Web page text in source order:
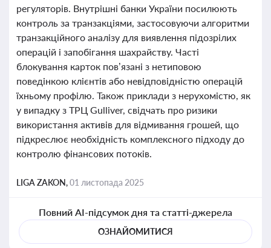
регуляторів. Внутрішні банки України посилюють
контроль за транзакціями, застосовуючи алгоритми
транзакційного аналізу для виявлення підозрілих
операцій і запобігання шахрайству. Часті
блокування карток пов’язані з нетиповою
поведінкою клієнтів або невідповідністю операцій
їхньому профілю. Також приклади з нерухомістю, як
у випадку з ТРЦ Gulliver, свідчать про ризики
використання активів для відмивання грошей, що
підкреслює необхідність комплексного підходу до
контролю фінансових потоків.
LIGA ZAKON,01 листопада 2025
Повний AI-підсумок дня та статті-джерела
ОЗНАЙОМИТИСЯ